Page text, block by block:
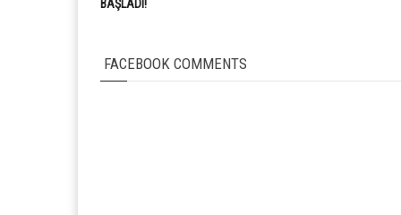
BAŞLADI!
FACEBOOK COMMENTS